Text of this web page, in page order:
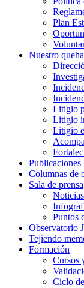
Plan
Nuestro
Litigio
Litigio
Litigio
Publicaciones
Columnas de
Sala de prensa
Noticias
Puntos
Observatorio
Tejiendo
Formación
Cursos
Ciclo